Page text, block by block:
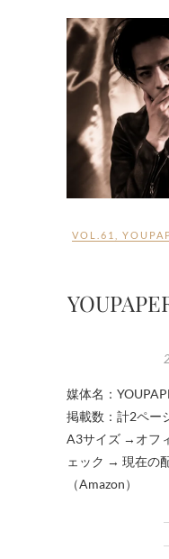
VOL.61
媒体名：
掲載数：計2ペー
A3サイズ →オフ
ェック → 現在の
（Amazon）